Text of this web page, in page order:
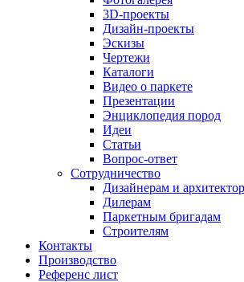
3D-проекты
Дизайн-проекты
Эскизы
Чертежи
Каталоги
Видео о паркете
Презентации
Энциклопедия пород
Идеи
Статьи
Вопрос-ответ
Сотрудничество
Дизайнерам и
Дилерам
Паркетным бригадам
Строителям
Контакты
Производство
Референс лист